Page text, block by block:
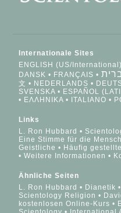
Internationale Sites
ENGLISH (US/International)
DANSK
FRANÇAIS
文
NEDERLANDS
SVENSKA
ESPAÑOL
ΕΛΛΗΝΙΚA
ITALIANO
Links
L. Ron Hubbard
Eine Stimme für die
Geistliche
Häufig
Weitere Informationen
Ähnliche Seiten
L. Ron Hubbard
Dianetik
Scientology Religion
kostenlosen Online-Kurs